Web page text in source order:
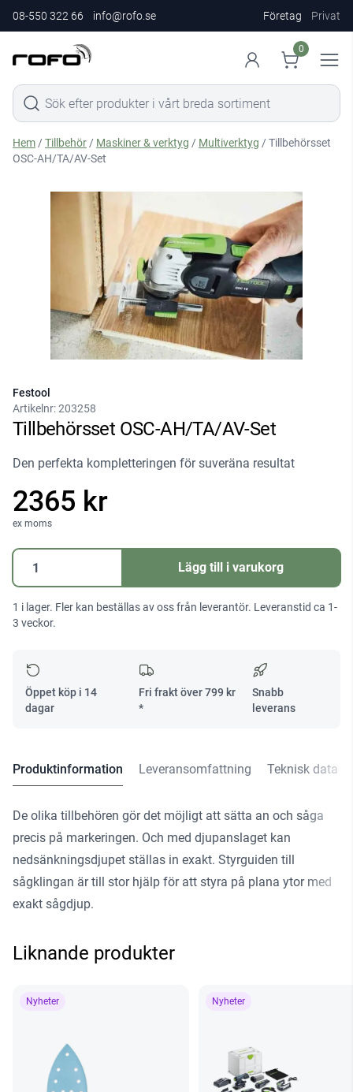
08-550 322 66 info@rofo.se Företag Privat
0
Hem /Tillbehör / Maskiner & verktyg / Multiverktyg / Tillbehörsset
OSC-AH/TA/AV-Set
Festool
Artikelnr:203258
Tillbehörsset OSC-AH/TA/AV-Set
Den perfekta kompletteringen för suveräna resultat
2365 kr
ex moms
Tillbehörsset
OSC-
Set
Lägg till i varukorg
1 i lager. Fler kan beställas av oss från leverantör. Leveranstid ca 1-
3 veckor.
Öppet köp i 14
dagar
Fri frakt över799 kr
*
Snabb
leverans
Produktinformation Leveransomfattning Teknisk data
De olika tillbehören gör det möjligt att sätta an och såga
precis på markeringen. Och med djupanslaget kan
nedsänkningsdjupet ställas in exakt. Styrguiden till
sågklingan är till stor hjälp för att styra på plana ytor med
exakt sågdjup.
Liknande produkter
Nyheter Nyheter